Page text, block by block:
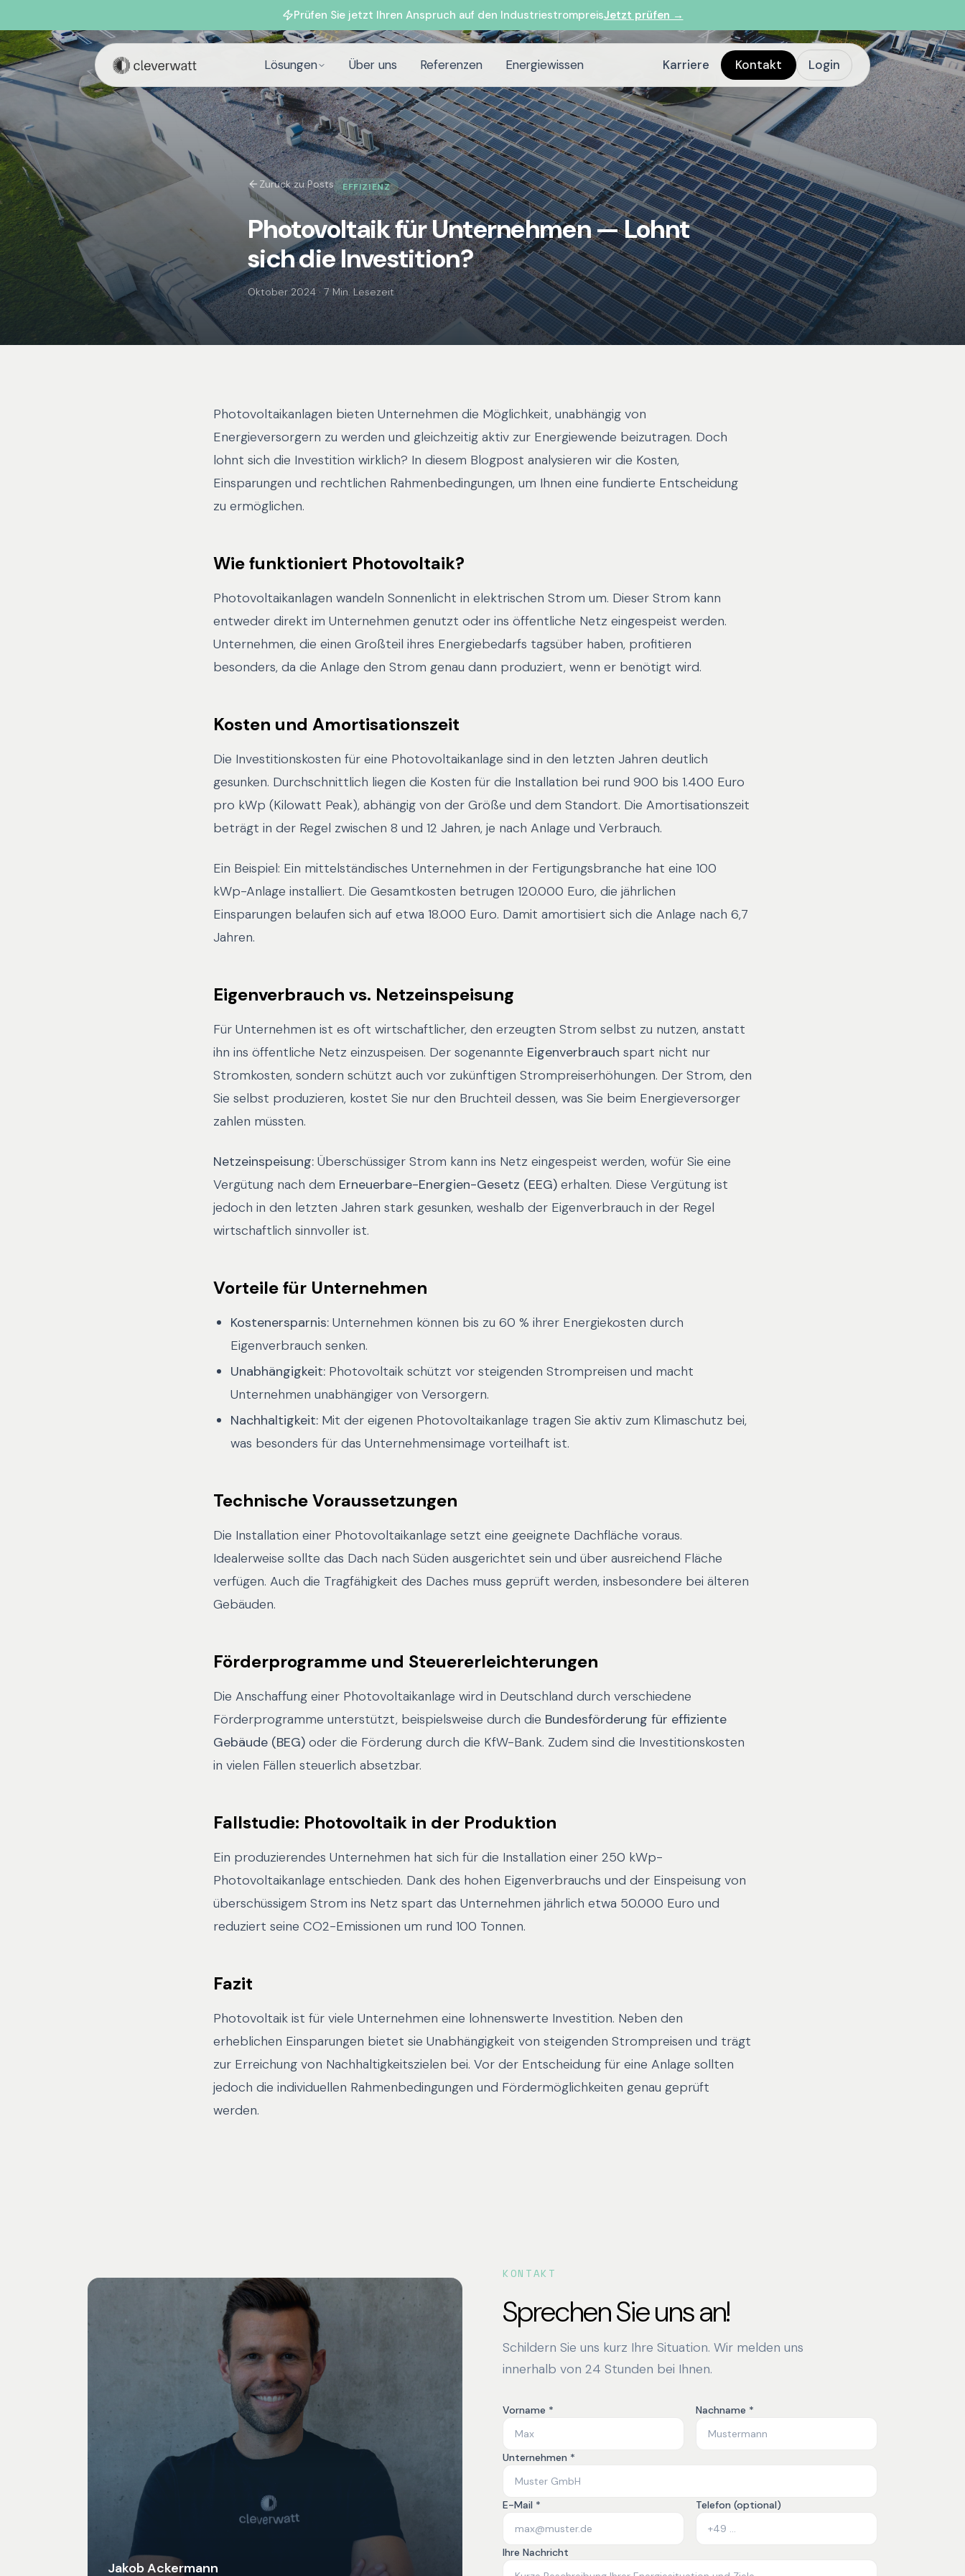
Prüfen Sie jetzt Ihren Anspruch auf den IndustriestrompreisJetzt prüfen →
Lösungen Über uns Referenzen Energiewissen Karriere Kontakt Login
Zurück zu Posts EFFIZIENZ
Photovoltaik für Unternehmen — Lohnt
sich die Investition?
Oktober 2024·7 Min. Lesezeit
Photovoltaikanlagen bieten Unternehmen die Möglichkeit, unabhängig von
Energieversorgern zu werden und gleichzeitig aktiv zur Energiewende beizutragen. Doch
lohnt sich die Investition wirklich? In diesem Blogpost analysieren wir die Kosten,
Einsparungen und rechtlichen Rahmenbedingungen, um Ihnen eine fundierte Entscheidung
zu ermöglichen.
Wie funktioniert Photovoltaik?
Photovoltaikanlagen wandeln Sonnenlicht in elektrischen Strom um. Dieser Strom kann
entweder direkt im Unternehmen genutzt oder ins öffentliche Netz eingespeist werden.
Unternehmen, die einen Großteil ihres Energiebedarfs tagsüber haben, profitieren
besonders, da die Anlage den Strom genau dann produziert, wenn er benötigt wird.
Kosten und Amortisationszeit
Die Investitionskosten für eine Photovoltaikanlage sind in den letzten Jahren deutlich
gesunken. Durchschnittlich liegen die Kosten für die Installation bei rund 900 bis 1.400 Euro
pro kWp (Kilowatt Peak), abhängig von der Größe und dem Standort. Die Amortisationszeit
beträgt in der Regel zwischen 8 und 12 Jahren, je nach Anlage und Verbrauch.
Ein Beispiel: Ein mittelständisches Unternehmen in der Fertigungsbranche hat eine 100
kWp-Anlage installiert. Die Gesamtkosten betrugen 120.000 Euro, die jährlichen
Einsparungen belaufen sich auf etwa 18.000 Euro. Damit amortisiert sich die Anlage nach 6,7
Jahren.
Eigenverbrauch vs. Netzeinspeisung
Für Unternehmen ist es oft wirtschaftlicher, den erzeugten Strom selbst zu nutzen, anstatt
ihn ins öffentliche Netz einzuspeisen. Der sogenannte Eigenverbrauch spart nicht nur
Stromkosten, sondern schützt auch vor zukünftigen Strompreiserhöhungen. Der Strom, den
Sie selbst produzieren, kostet Sie nur den Bruchteil dessen, was Sie beim Energieversorger
zahlen müssten.
Netzeinspeisung: Überschüssiger Strom kann ins Netz eingespeist werden, wofür Sie eine
Vergütung nach dem Erneuerbare-Energien-Gesetz (EEG) erhalten. Diese Vergütung ist
jedoch in den letzten Jahren stark gesunken, weshalb der Eigenverbrauch in der Regel
wirtschaftlich sinnvoller ist.
Vorteile für Unternehmen
Kostenersparnis: Unternehmen können bis zu 60 % ihrer Energiekosten durch
Eigenverbrauch senken.
Unabhängigkeit: Photovoltaik schützt vor steigenden Strompreisen und macht
Unternehmen unabhängiger von Versorgern.
Nachhaltigkeit: Mit der eigenen Photovoltaikanlage tragen Sie aktiv zum Klimaschutz bei,
was besonders für das Unternehmensimage vorteilhaft ist.
Technische Voraussetzungen
Die Installation einer Photovoltaikanlage setzt eine geeignete Dachfläche voraus.
Idealerweise sollte das Dach nach Süden ausgerichtet sein und über ausreichend Fläche
verfügen. Auch die Tragfähigkeit des Daches muss geprüft werden, insbesondere bei älteren
Gebäuden.
Förderprogramme und Steuererleichterungen
Die Anschaffung einer Photovoltaikanlage wird in Deutschland durch verschiedene
Förderprogramme unterstützt, beispielsweise durch die Bundesförderung für effiziente
Gebäude (BEG) oder die Förderung durch die KfW-Bank. Zudem sind die Investitionskosten
in vielen Fällen steuerlich absetzbar.
Fallstudie: Photovoltaik in der Produktion
Ein produzierendes Unternehmen hat sich für die Installation einer 250 kWp-
Photovoltaikanlage entschieden. Dank des hohen Eigenverbrauchs und der Einspeisung von
überschüssigem Strom ins Netz spart das Unternehmen jährlich etwa 50.000 Euro und
reduziert seine CO2-Emissionen um rund 100 Tonnen.
Fazit
Photovoltaik ist für viele Unternehmen eine lohnenswerte Investition. Neben den
erheblichen Einsparungen bietet sie Unabhängigkeit von steigenden Strompreisen und trägt
zur Erreichung von Nachhaltigkeitszielen bei. Vor der Entscheidung für eine Anlage sollten
jedoch die individuellen Rahmenbedingungen und Fördermöglichkeiten genau geprüft
werden.
Jakob Ackermann
KONTAKT
Sprechen Sie uns an!
Schildern Sie uns kurz Ihre Situation. Wir melden uns
innerhalb von 24 Stunden bei Ihnen.
Vorname * Nachname *
Unternehmen *
E-Mail * Telefon (optional)
Ihre Nachricht